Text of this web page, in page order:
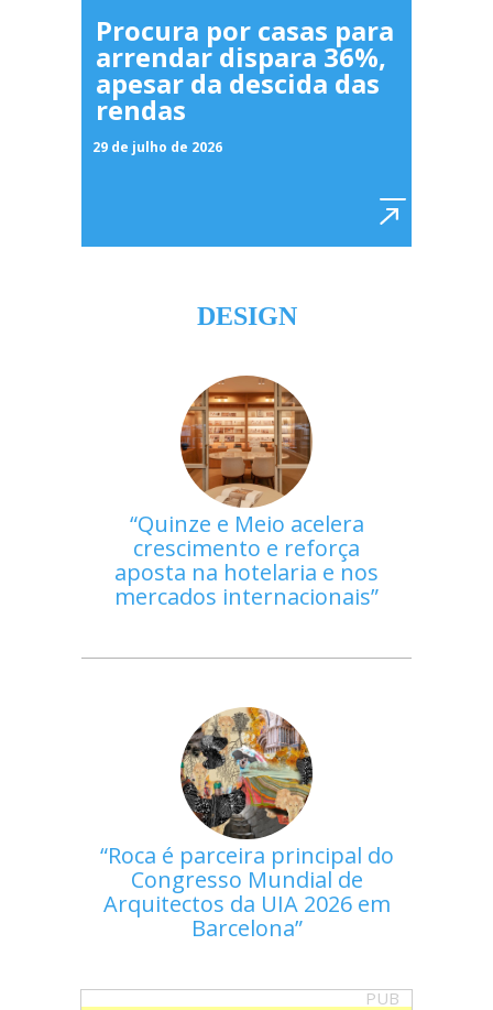
Procura por casas para
arrendar dispara 36%,
apesar da descida das
rendas
29 de julho de 2026
DESIGN
Quinze e Meio acelera
crescimento e reforça
aposta na hotelaria e nos
mercados internacionais
Roca é parceira principal do
Congresso Mundial de
Arquitectos da UIA 2026 em
Barcelona
PUB